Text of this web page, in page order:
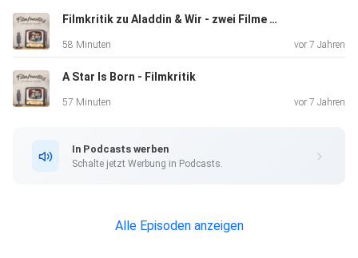
Filmkritik zu Aladdin & Wir - zwei Filme wie sie unterschiedlicher nicht sein könnten
58 Minuten vor 7 Jahren
A Star Is Born - Filmkritik
57 Minuten vor 7 Jahren
In Podcasts werben
Schalte jetzt Werbung in Podcasts.
Alle Episoden anzeigen